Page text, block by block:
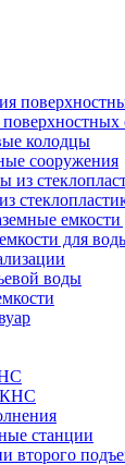
колодцы
сооружения
для
воды
КНС
станции
второго